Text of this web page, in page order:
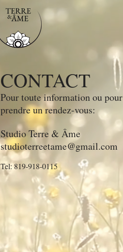
CONTACT
Pour toute information ou pour
prendre un rendez-vous:
Studio Terre & Âme
studioterreetame@gmail.com
Tel: 819-918-0115